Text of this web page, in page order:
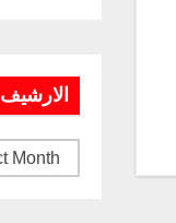
الارشيف